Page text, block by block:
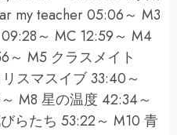
my teacher 05:06～ M3
～ MC 12:59～ M4
～ M5 クラスメイト
スマスイブ 33:40～
M8 星の温度 42:34～
らたち 53:22～ M10 青